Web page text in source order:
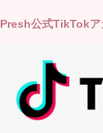
Presh公式TikTokア